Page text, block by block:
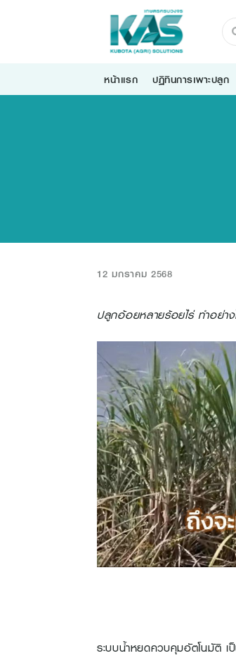
หน้าแรก ปฏิทินการเพาะปลูก
12 มกราคม 2568
ปลูกอ้อยหลายร้อยไร่ ทำอย่าง
ระบบน้ำหยดควบคุมอัตโนมัติ